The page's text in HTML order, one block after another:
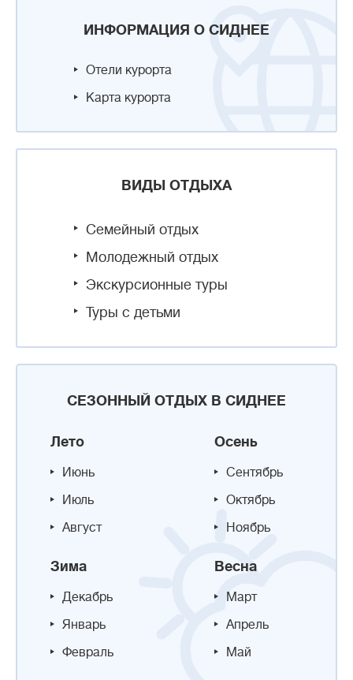
ИНФОРМАЦИЯ О СИДНЕЕ
Отели курорта
Карта курорта
ВИДЫ ОТДЫХА
Семейный отдых
Молодежный отдых
Экскурсионные туры
Туры с детьми
СЕЗОННЫЙ ОТДЫХ В СИДНЕЕ
Лето
Июнь
Июль
Август
Осень
Сентябрь
Октябрь
Ноябрь
Зима
Декабрь
Январь
Февраль
Весна
Март
Апрель
Май